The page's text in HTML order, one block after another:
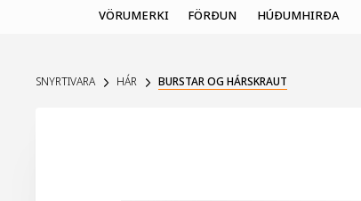
VÖRUMERKI FÖRÐUN HÚÐUMHIRÐA
SNYRTIVARA HÁR BURSTAR OG HÁRSKRAUT